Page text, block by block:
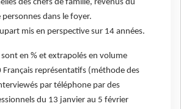
des chefs de famille, revenus du
dans le foyer.
mis en perspective sur 14 années.
en % et extrapolés en volume
Français représentatifs (méthode des
par téléphone par des
du 13 janvier au 5 février